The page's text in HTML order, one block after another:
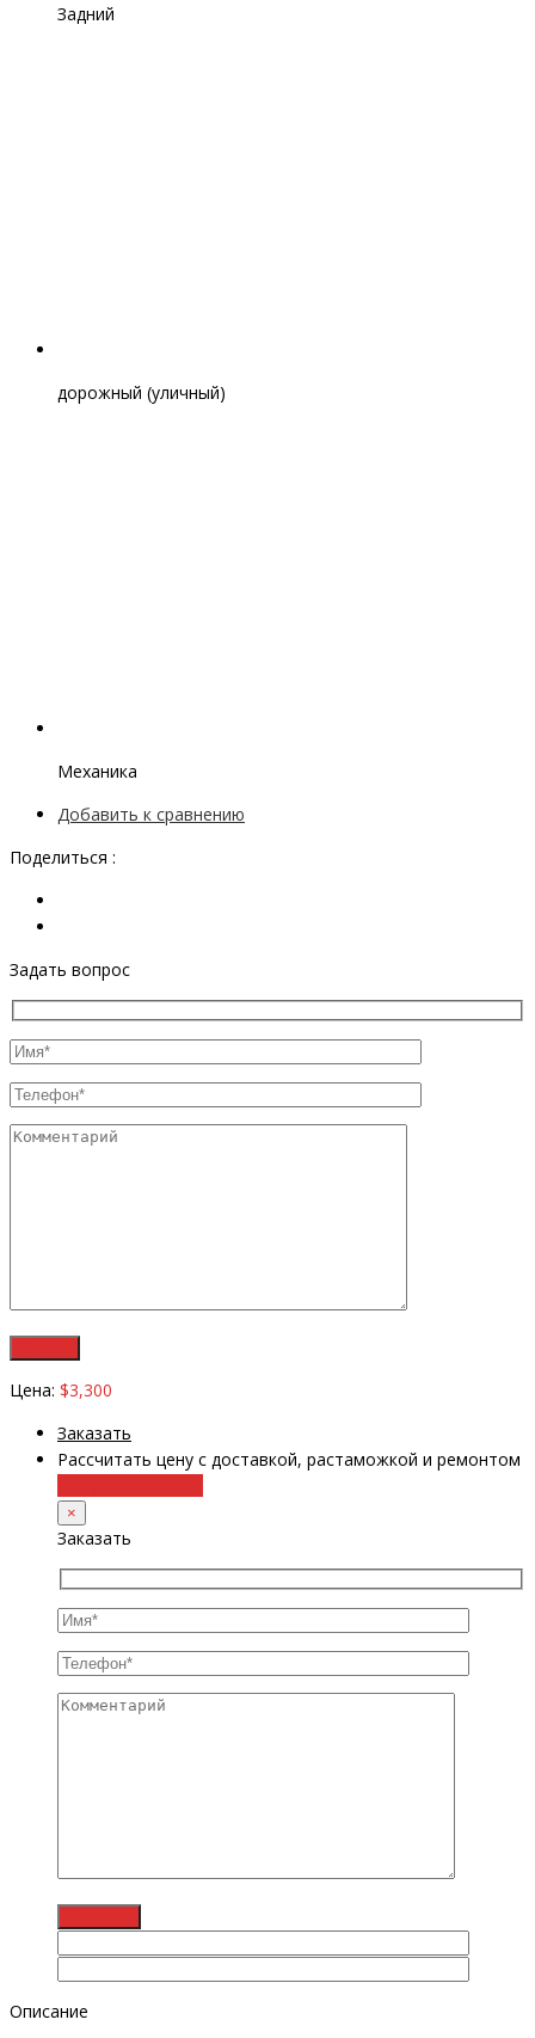
Задний
дорожный (уличный)
Механика
Добавить к сравнению
Поделиться :
Задать вопрос
Цена: $3,300
Заказать
Рассчитать цену с доставкой, растаможкой и ремонтом
×
Заказать
Описание